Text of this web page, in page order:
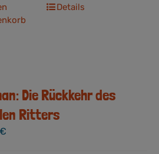
Details
Die Rückkehr des
Ritters
€